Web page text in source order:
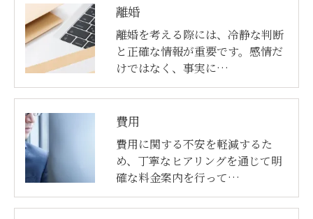
離婚
離婚を考える際には、冷静な判断
と正確な情報が重要です。感情だ
けではなく、事実に…
費用
費用に関する不安を軽減するた
め、丁寧なヒアリングを通じて明
確な料金案内を行って…